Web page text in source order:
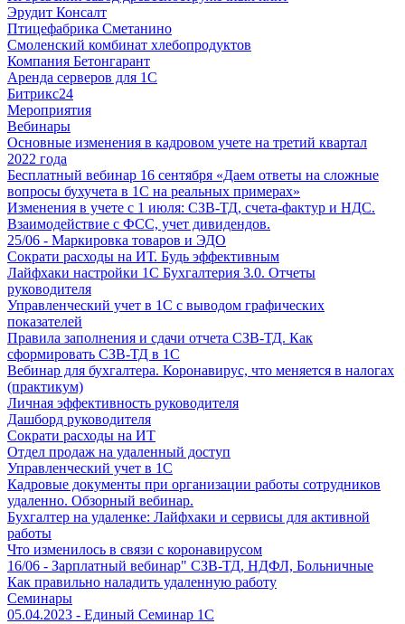
Эрудит Консалт
Птицефабрика Сметанино
Смоленский комбинат хлебопродуктов
Компания Бетонгарант
Аренда серверов для 1С
Битрикс24
Мероприятия
Вебинары
Основные изменения в кадровом учете на третий квартал
2022 года
Бесплатный вебинар 16 сентября «Даем ответы на сложные
вопросы бухучета в 1С на реальных примерах»
Изменения в учете с 1 июля: СЗВ-ТД, счета-фактур и НДС.
Взаимодействие с ФСС, учет дивидендов.
25/06 - Маркировка товаров и ЭДО
Сократи расходы на ИТ. Будь эффективным
Лайфхаки настройки 1С Бухгалтерия 3.0. Отчеты
руководителя
Управленческий учет в 1С с выводом графических
показателей
Правила заполнения и сдачи отчета СЗВ-ТД. Как
сформировать СЗВ-ТД в 1С
Вебинар для бухгалтера. Коронавирус, что меняется в налогах
(практикум)
Личная эффективность руководителя
Дашборд руководителя
Сократи расходы на ИТ
Отдел продаж на удаленный доступ
Управленческий учет в 1С
Кадровые документы при организации работы сотрудников
удаленно. Обзорный вебинар.
Бухгалтер на удаленке: Лайфхаки и сервисы для активной
работы
Что изменилось в связи с коронавирусом
16/06 - Зарплатный вебинар" СЗВ-ТД, НДФЛ, Больничные
Как правильно наладить удаленную работу
Семинары
05.04.2023 - Единый Семинар 1С